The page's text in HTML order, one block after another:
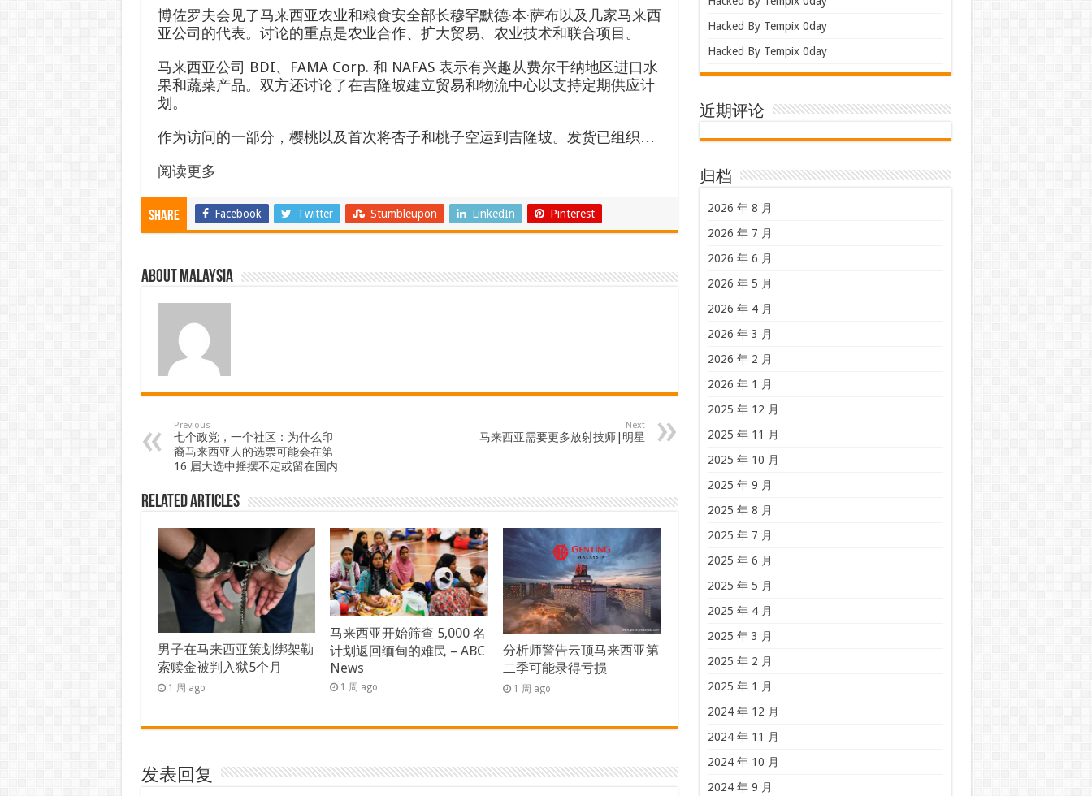
博佐罗夫会见了马来西亚农业和粮食安全部长穆罕默德·本·萨布以及几家马来西
亚公司的代表。讨论的重点是农业合作、扩大贸易、农业技术和联合项目。
马来西亚公司 BDI、FAMA Corp. 和 NAFAS 表示有兴趣从费尔干纳地区进口水
果和蔬菜产品。双方还讨论了在吉隆坡建立贸易和物流中心以支持定期供应计
划。
作为访问的一部分，樱桃以及首次将杏子和桃子空运到吉隆坡。发货已组织…
阅读更多
Share Facebook Twitter Stumbleupon LinkedIn Pinterest
About Malaysia
Previous
七个政党，一个社区：为什么印
裔马来西亚人的选票可能会在第
16 届大选中摇摆不定或留在国内
Next
马来西亚需要更多放射技师|明星
Related Articles
男子在马来西亚策划绑架勒
索赎金被判入狱5个月
1 周 ago
马来西亚开始筛查 5,000 名
计划返回缅甸的难民 – ABC
News
1 周 ago
分析师警告云顶马来西亚第
二季可能录得亏损
1 周 ago
发表回复
Hacked By Tempix 0day
Hacked By Tempix 0day
近期评论
归档
2026 年 8 月
2026 年 7 月
2026 年 6 月
2026 年 5 月
2026 年 4 月
2026 年 3 月
2026 年 2 月
2026 年 1 月
2025 年 12 月
2025 年 11 月
2025 年 10 月
2025 年 9 月
2025 年 8 月
2025 年 7 月
2025 年 6 月
2025 年 5 月
2025 年 4 月
2025 年 3 月
2025 年 2 月
2025 年 1 月
2024 年 12 月
2024 年 11 月
2024 年 10 月
2024 年 9 月